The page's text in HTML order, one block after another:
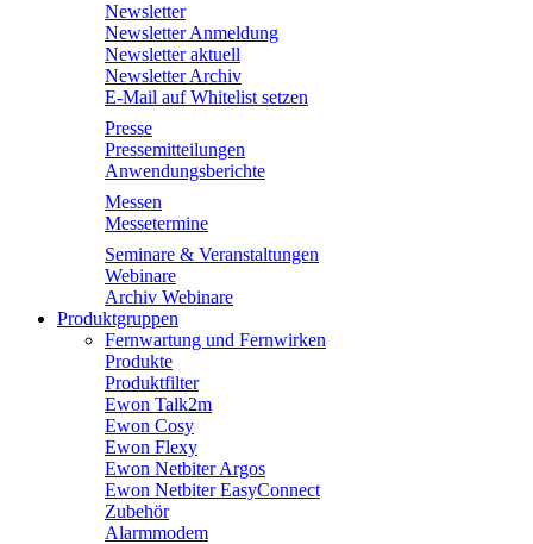
Newsletter
Newsletter Anmeldung
Newsletter aktuell
Newsletter Archiv
E-Mail auf Whitelist setzen
Presse
Pressemitteilungen
Anwendungsberichte
Messen
Messetermine
Seminare & Veranstaltungen
Webinare
Archiv Webinare
Produktgruppen
Fernwartung und Fernwirken
Produkte
Produktfilter
Ewon Talk2m
Ewon Cosy
Ewon Flexy
Ewon Netbiter Argos
Ewon Netbiter EasyConnect
Zubehör
Alarmmodem